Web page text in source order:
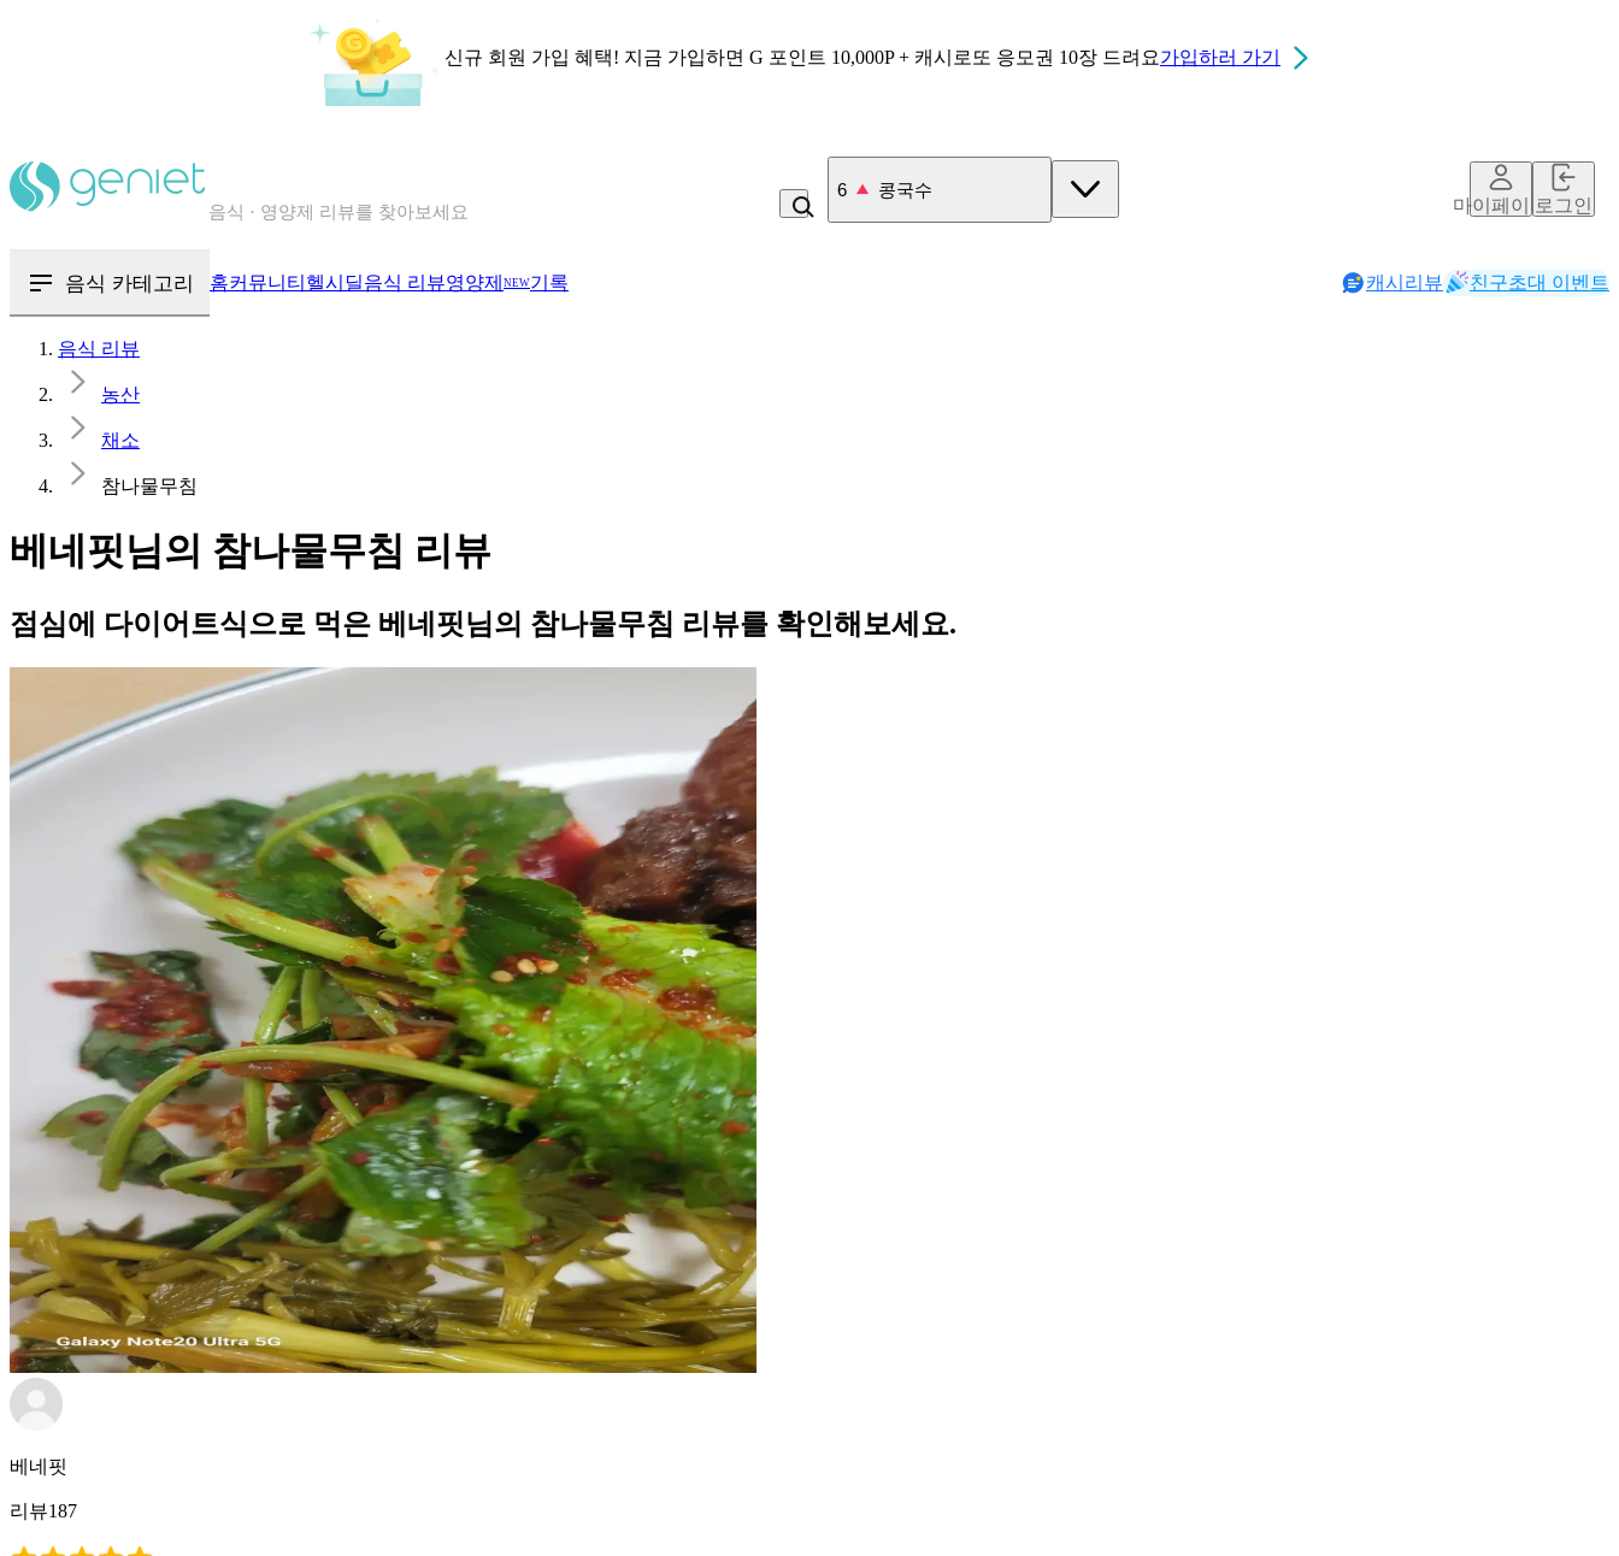
신규 회원 가입 혜택! 지금 가입하면 G 포인트 10,000P + 캐시로또 응모권 10장 드려요가입하러 가기
칼로리와 영양성분을 검색해보세요
6 콩국수
마이페이지로그인
음식 카테고리 홈커뮤니티 헬시딜음식 리뷰영양제 NEW기록 캐시리뷰 친구초대 이벤트
음식 리뷰
농산
채소
참나물무침
베네핏님의 참나물무침 리뷰
점심에 다이어트식으로 먹은 베네핏님의 참나물무침 리뷰를 확인해보세요.
베네핏
리뷰187